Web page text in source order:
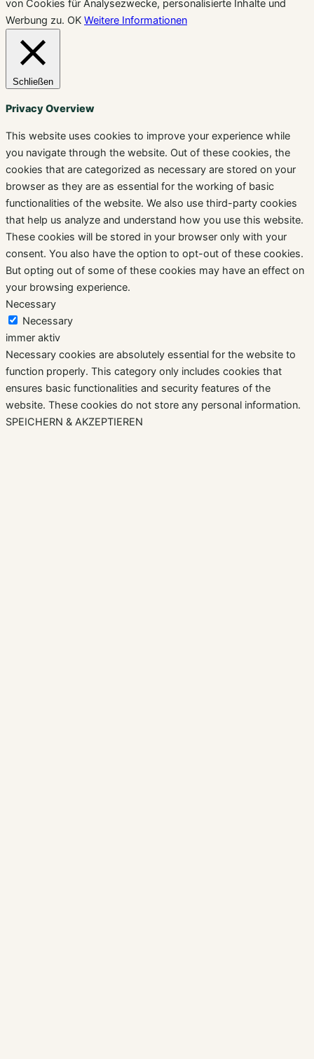
von Cookies für Analysezwecke, personalisierte Inhalte und
Werbung zu. OK Weitere Informationen
Schließen
Privacy Overview
This website uses cookies to improve your experience while
you navigate through the website. Out of these cookies, the
cookies that are categorized as necessary are stored on your
browser as they are as essential for the working of basic
functionalities of the website. We also use third-party cookies
that help us analyze and understand how you use this website.
These cookies will be stored in your browser only with your
consent. You also have the option to opt-out of these cookies.
But opting out of some of these cookies may have an effect on
your browsing experience.
Necessary
Necessary
immer aktiv
Necessary cookies are absolutely essential for the website to
function properly. This category only includes cookies that
ensures basic functionalities and security features of the
website. These cookies do not store any personal information.
SPEICHERN & AKZEPTIEREN